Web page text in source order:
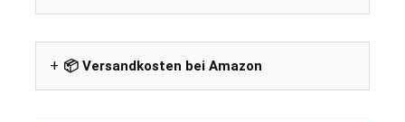
📦 Versandkosten bei Amazon